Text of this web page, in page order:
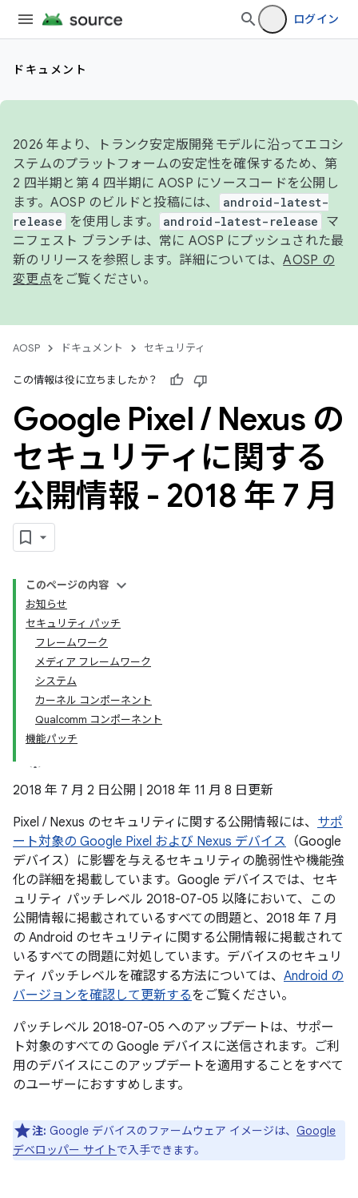
ログイン
ドキュメント
2026 年より、トランク安定版開発モデルに沿ってエコシ
ステムのプラットフォームの安定性を確保するため、第
2 四半期と第 4 四半期に AOSP にソースコードを公開し
ます。AOSP のビルドと投稿には、
android-latest-
release
を使用します。 android-latest-release
マ
ニフェスト ブランチは、常に AOSP にプッシュされた最
新のリリースを参照します。詳細については、AOSP の
変更点をご覧ください。
AOSP ドキュメント セキュリティ
この情報は役に立ちましたか？
Google Pixel /Nexus の
セキュリティに関する
公開情報 - 2018 年 7 月
このページの内容
お知らせ
セキュリティ パッチ
フレームワーク
メディア フレームワーク
システム
カーネル コンポーネント
Qualcomm コンポーネント
機能パッチ
2018 年 7 月 2 日公開 | 2018 年 11 月 8 日更新
Pixel / Nexus のセキュリティに関する公開情報には、 サポ
ート対象の Google Pixel および Nexus デバイス （Google
デバイス）に影響を与えるセキュリティの脆弱性や機能強
化の詳細を掲載しています。Google デバイスでは、セキ
ュリティ パッチレベル 2018-07-05 以降において、この
公開情報に掲載されているすべての問題と、2018 年 7 月
の Android のセキュリティに関する公開情報に掲載されて
いるすべての問題に対処しています。デバイスのセキュリ
ティ パッチレベルを確認する方法については、 Android の
バージョンを確認して更新するをご覧ください。
パッチレベル 2018-07-05 へのアップデートは、サポー
ト対象のすべての Google デバイスに送信されます。ご利
用のデバイスにこのアップデートを適用することをすべて
のユーザーにおすすめします。
注: Google デバイスのファームウェア イメージは、 Google
デベロッパー サイトで入手できます。